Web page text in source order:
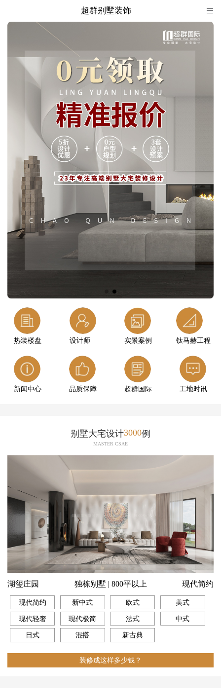
超群别墅装饰
超群别墅装饰 
热装楼盘 设计师 实景案例 钛马赫工程
新闻中心 品质保障 超群国际 工地时讯
别墅大宅设计3000例
MASTER CSAE
湖玺庄园 独栋别墅 | 800平以上 现代简约
现代简约 新中式 欧式 美式
现代轻奢 现代极简 法式 中式
日式 混搭 新古典
装修成这样多少钱？